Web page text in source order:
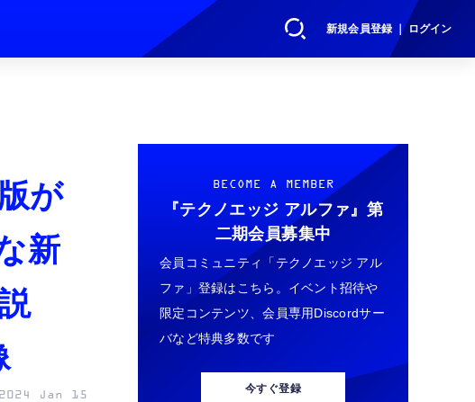
新規会員登録 ｜ ログイン
が
新
2024 Jan 15
BECOME A MEMBER
『テクノエッジ アルファ』 第
二期会員募集中
会員コミュニティ「テクノエッジ アル
ファ」登録はこちら。イベント招待や
限定コンテンツ、会員専用Discordサー
バなど特典多数です
今すぐ登録